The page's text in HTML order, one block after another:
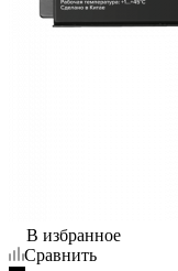
В избранное
Сравнить